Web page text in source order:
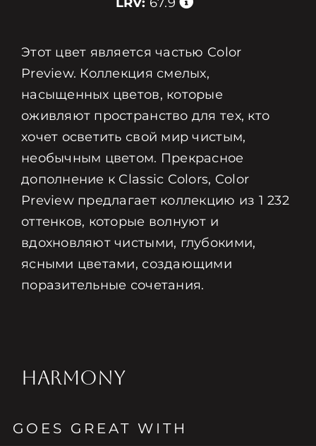
Этот цвет является частью Color
Preview. Коллекция смелых,
насыщенных цветов, которые
оживляют пространство для тех, кто
хочет осветить свой мир чистым,
необычным цветом. Прекрасное
дополнение к Classic Colors, Color
Preview предлагает коллекцию из 1 232
оттенков, которые волнуют и
вдохновляют чистыми, глубокими,
ясными цветами, создающими
поразительные сочетания.
HARMONY
GOES GREAT WITH